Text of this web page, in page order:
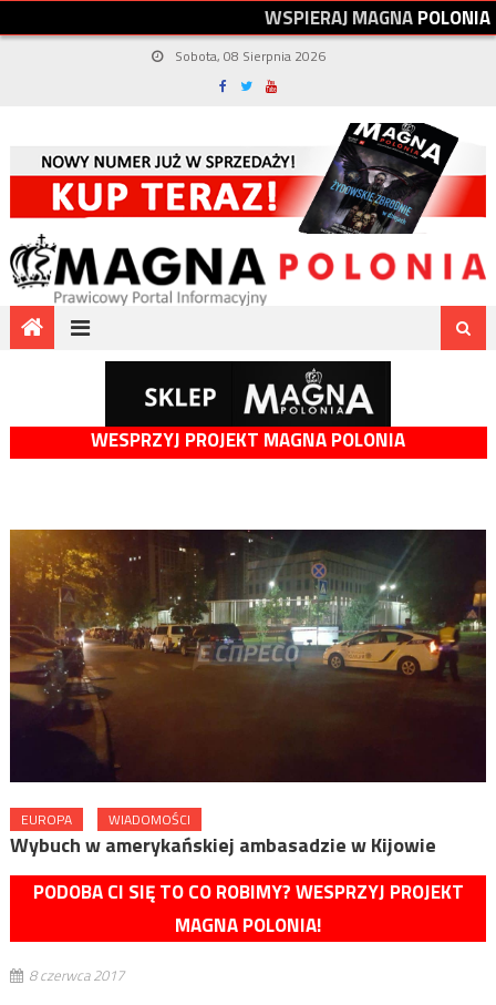
WSPIERAJMAGNAPOLONIA
Sobota, 08 Sierpnia 2026
WESPRZYJ PROJEKT MAGNA POLONIA
EUROPA WIADOMOŚCI
Wybuch w amerykańskiej ambasadzie w Kijowie
PODOBA CI SIĘ TO CO ROBIMY? WESPRZYJ PROJEKT
MAGNA POLONIA!
8 czerwca 2017